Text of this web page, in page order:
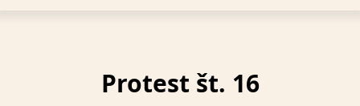
Protest št. 16